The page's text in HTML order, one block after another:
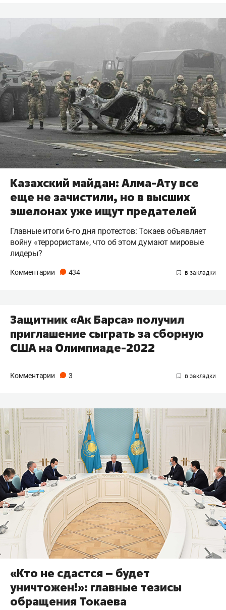
Казахский майдан: Алма-Ату все
еще не зачистили, но в высших
эшелонах уже ищут предателей
Главные итоги 6-го дня протестов: Токаев объявляет
войну «террористам», что об этом думают мировые
лидеры?
Комментарии 434
Защитник «Ак Барса» получил
приглашение сыграть за сборную
США на Олимпиаде-2022
Комментарии 3
«Кто не сдастся – будет
уничтожен!»: главные тезисы
обращения Токаева